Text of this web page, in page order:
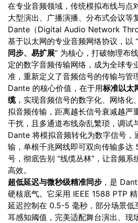
在专业音频领域，传统模拟布线与点
大型演出、广播演播、分布式会议等
Dante（Digital Audio Network
基于以太网的专业音频网络协议，以 “
同步、易扩展” 为核心，打破物理布
定的数字音频传输网络，成为全球专
准，重新定义了音频信号的传输与管
Dante 的核心价值，在于用标准以太
缆，实现音频信号的数字化、网络化
拟音频传输，距离越长信号衰减越严
干扰，且多通道布线杂乱繁琐，调试
Dante 将模拟音频转化为数字信号，
输，单根千兆网线即可双向传输多
号，彻底告别 “线缆丛林”，让音频系
高效。
超低延迟与微秒级精准同步 ，是
硬核底气。它采用 IEEE 1588 PTP
延迟控制在 0.5-5 毫秒，部分场景低
耳感知阈值，完美适配舞台演出、现